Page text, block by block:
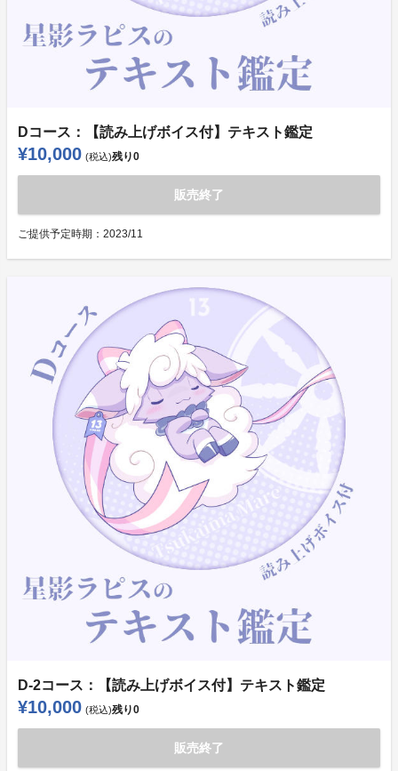
Dコース：【読み上げボイス付】テキスト鑑定
¥10,000 (税込)残り0
販売終了
ご提供予定時期： 2023/11
D-2コース：【読み上げボイス付】テキスト鑑定
¥10,000 (税込)残り0
販売終了